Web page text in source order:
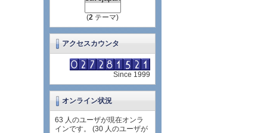
(2 テーマ)
アクセスカウンタ
Since 1999
オンライン状況
63 人のユーザが現在オンラ
インです。 (30 人のユーザが